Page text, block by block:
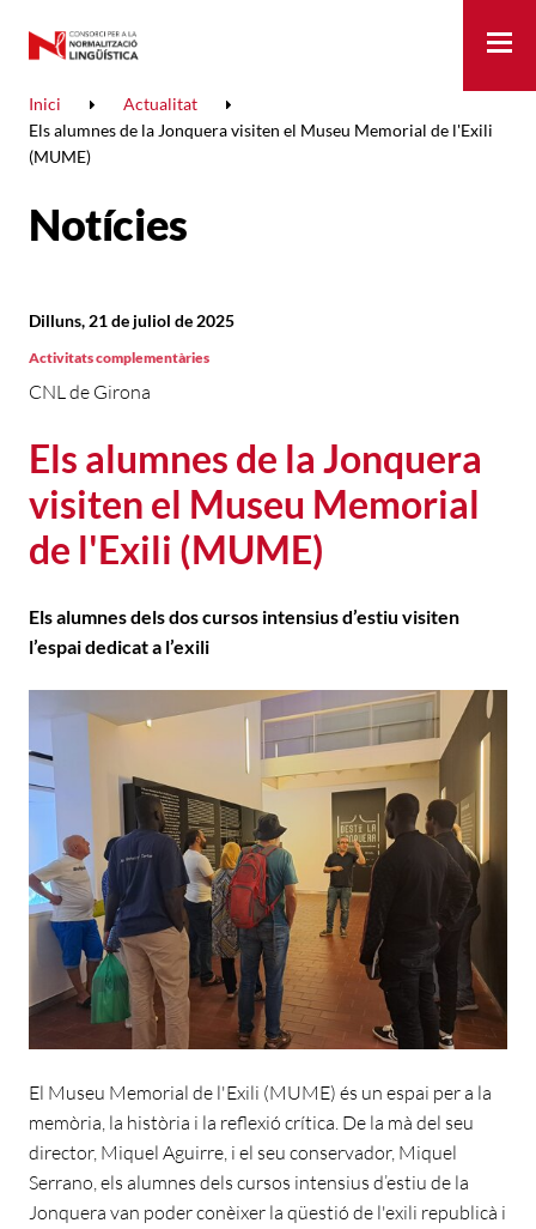
Inici
Actualitat
Els alumnes de la Jonquera visiten el Museu Memorial de l'Exili
(MUME)
Notícies
Els alumnes de la Jonquera
visiten el Museu Memorial
de l'Exili (MUME)
CNL de Girona
Dilluns, 21 de juliol de 2025
Activitats complementàries
Els alumnes dels dos cursos intensius d’estiu visiten
l’espai dedicat a l’exili
El Museu Memorial de l'Exili (MUME) és un espai per a la
memòria, la història i la reflexió crítica. De la mà del seu
director, Miquel Aguirre, i el seu conservador, Miquel
Serrano, els alumnes dels cursos intensius d’estiu de la
Jonquera van poder conèixer la qüestió de l'exili republicà i